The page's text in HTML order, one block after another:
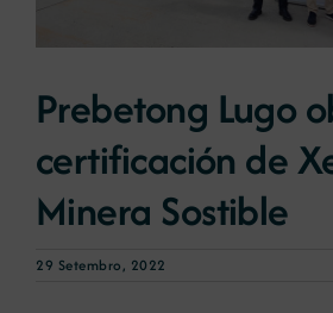
Portal de emprego
Contacto
Prebetong Lugo
certificación de
Minera Sostible
29 Setembro, 2022